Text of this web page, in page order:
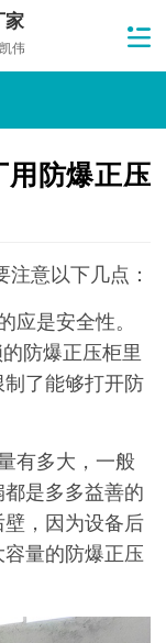
家
伟
用防爆正压
注意以下几点：
应是安全性。
防爆正压柜里
了能够打开防
有多大，一般
是多多益善的
，因为设备后
量的防爆正压